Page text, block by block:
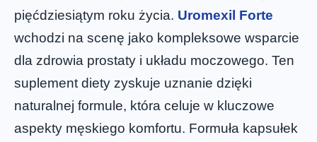
pięćdziesiątym roku życia. Uromexil Forte
wchodzi na scenę jako kompleksowe wsparcie
dla zdrowia prostaty i układu moczowego. Ten
suplement diety zyskuje uznanie dzięki
naturalnej formule, która celuje w kluczowe
aspekty męskiego komfortu. Formuła kapsułek